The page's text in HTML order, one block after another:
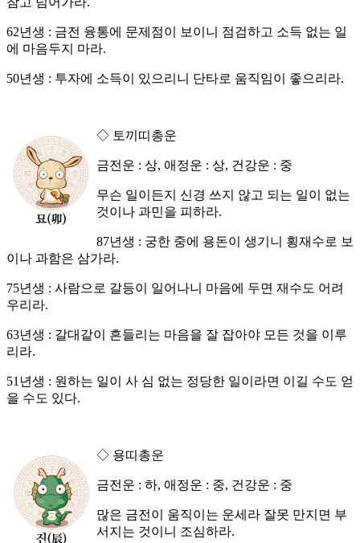
62년생 : 금전 융통에 문제점이 보이니 점검하고 소득 없는 일
에 마음두지 마라.
50년생 : 투자에 소득이 있으리니 단타로 움직임이 좋으리라.
◇ 토끼띠총운
금전운 : 상, 애정운 : 상, 건강운 : 중
무슨 일이든지 신경 쓰지 않고 되는 일이 없는
것이나 과민을 피하라.
87년생 : 궁한 중에 용돈이 생기니 횡재수로 보
이나 과함은 삼가라.
75년생 : 사람으로 갈등이 일어나니 마음에 두면 재수도 어려
우리라.
63년생 : 갈대같이 흔들리는 마음을 잘 잡아야 모든 것을 이루
리라.
51년생 : 원하는 일이 사 심 없는 정당한 일이라면 이길 수도 얻
을 수도 있다.
◇ 용띠총운
금전운 : 하, 애정운 : 중, 건강운 : 중
많은 금전이 움직이는 운세라 잘못 만지면 부
서지는 것이니 조심하라.